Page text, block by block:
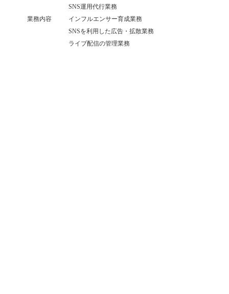
業務内容
SNS運用代行業務
インフルエンサー育成業務
SNSを利用した広告・拡散業務
ライブ配信の管理業務